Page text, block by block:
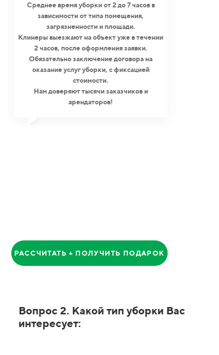
Среднее время уборки от 2 до 7 часов в
зависимости от типа помещения,
загрязненности и площади.
Клинеры выезжают на объект уже в течении
2 часов, после оформления заявки.
Обязательно заключение договора на
оказание услуг уборки, с фиксацией
стоимости.
Нам доверяют тысячи заказчиков и
арендаторов!
РАССЧИТАТЬ + ПОЛУЧИТЬ ПОДАРОК
Вопрос 2. Какой тип уборки Вас
интересует: